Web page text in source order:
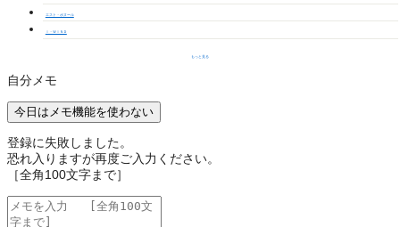
エスト・ボヌール
Ｉ・ＷＩＮＤ
もっと見る
自分メモ
今日はメモ機能を使わない
登録に失敗しました。
恐れ入りますが再度ご入力ください。
［全角100文字まで］